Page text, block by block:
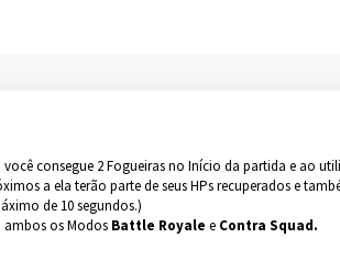
consegue 2 Fogueiras no Início da partida e ao
a ela terão parte de seus HPs recuperados e
de 10 segundos.)
ambos os Modos Battle Royale e Contra Squad.